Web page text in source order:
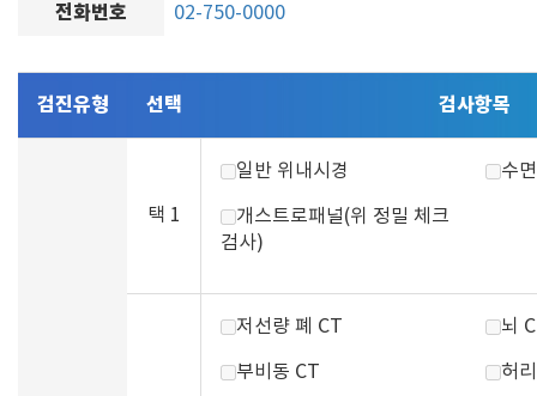
전화번호 02-750-0000
검진유형 선택 검사항목
택 1
일반 위내시경 수
개스트로패널(위 정밀 체크
검사)
저선량 폐 CT 뇌
부비동 CT 허